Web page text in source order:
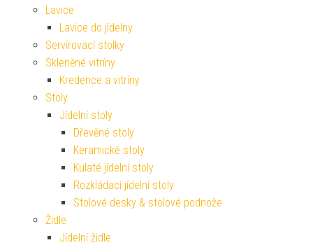
Lavice
Lavice do jídelny
Servírovací stolky
Skleněné vitríny
Kredence a vitríny
Stoly
Jídelní stoly
Dřevěné stoly
Keramické stoly
Kulaté jídelní stoly
Rozkládací jídelní stoly
Stolové desky & stolové podnože
Židle
Jídelní židle